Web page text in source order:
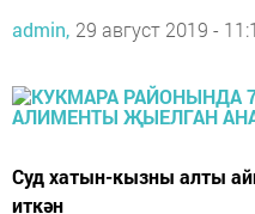
admin, 29 август 2019 -
Суд хатын-кызны алты
иткән